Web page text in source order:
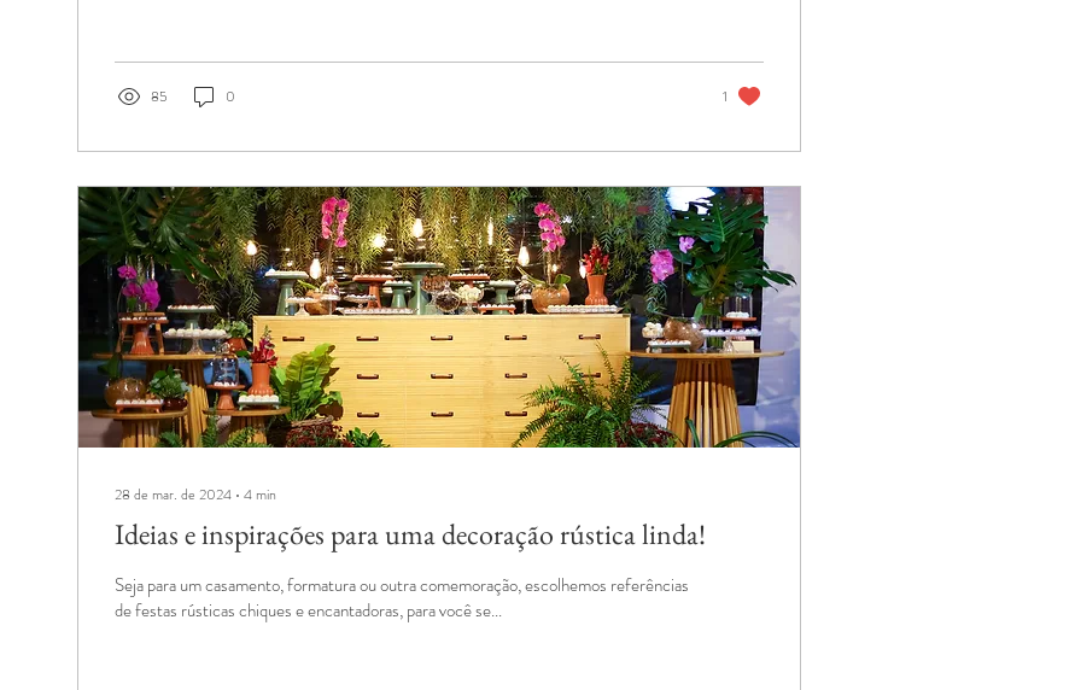
entre o...
85 0 1
28 de mar. de 2024 ∙ 4 min
Ideias e inspirações para uma decoração rústica linda!
Seja para um casamento, formatura ou outra comemoração, escolhemos referências
de festas rústicas chiques e encantadoras, para você se...